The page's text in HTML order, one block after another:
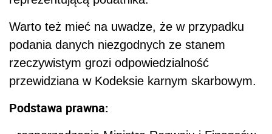
Warto też mieć na uwadze, że w przypadku
podania danych niezgodnych ze stanem
rzeczywistym grozi odpowiedzialność
przewidziana w Kodeksie karnym skarbowym.
Podstawa prawna: